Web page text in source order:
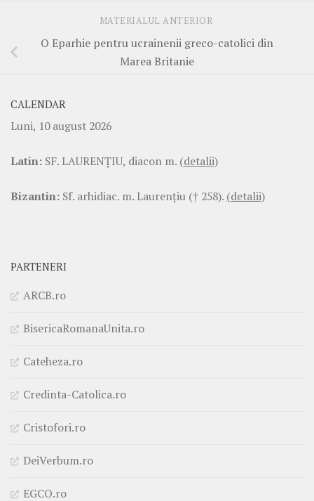
MATERIALUL ANTERIOR
O Eparhie pentru ucrainenii greco-catolici din
Marea Britanie
CALENDAR
Luni, 10 august 2026
Latin: SF. LAURENŢIU, diacon m. (detalii)
Bizantin: Sf. arhidiac. m. Laurenţiu († 258). (detalii)
PARTENERI
ARCB.ro
BisericaRomanaUnita.ro
Cateheza.ro
Credinta-Catolica.ro
Cristofori.ro
DeiVerbum.ro
EGCO.ro